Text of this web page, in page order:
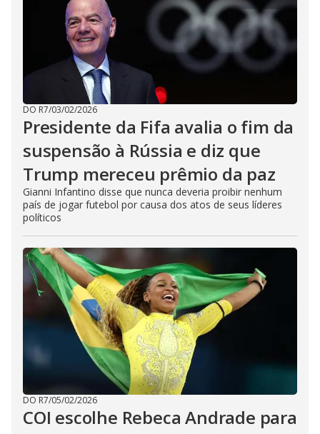
DO R7/03/02/2026
Presidente da Fifa avalia o fim da
suspensão à Rússia e diz que
Trump mereceu prêmio da paz
Gianni Infantino disse que nunca deveria proibir nenhum
país de jogar futebol por causa dos atos de seus líderes
políticos
DO R7/05/02/2026
COI escolhe Rebeca Andrade para